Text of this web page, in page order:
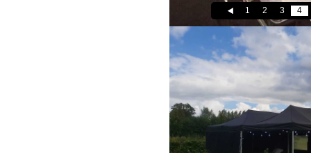
1 2 3 4